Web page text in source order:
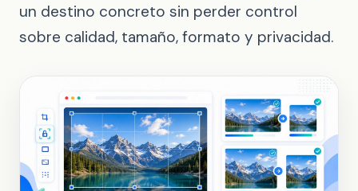
un destino concreto sin perder control
sobre calidad, tamaño, formato y privacidad.